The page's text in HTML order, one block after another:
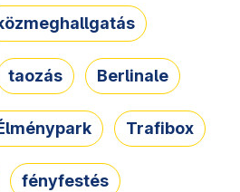
taozás Berlinale
Trafibox
fényfestés